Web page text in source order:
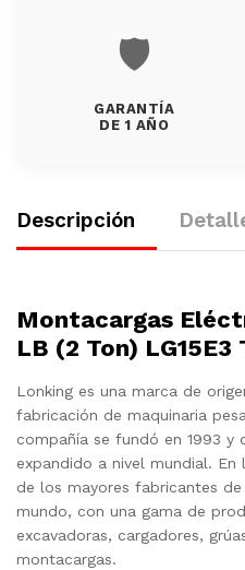
🛡️
GARANTÍA
DE 1 AÑO
Descripción
Montacargas
LB (2 Ton)
Lonking es una marca de
fabricación de maquinaria
compañía se fundó en 1993 y
expandido a nivel mundial.
de los mayores fabricantes
mundo, con una gama de
excavadoras, cargadores,
montacargas.